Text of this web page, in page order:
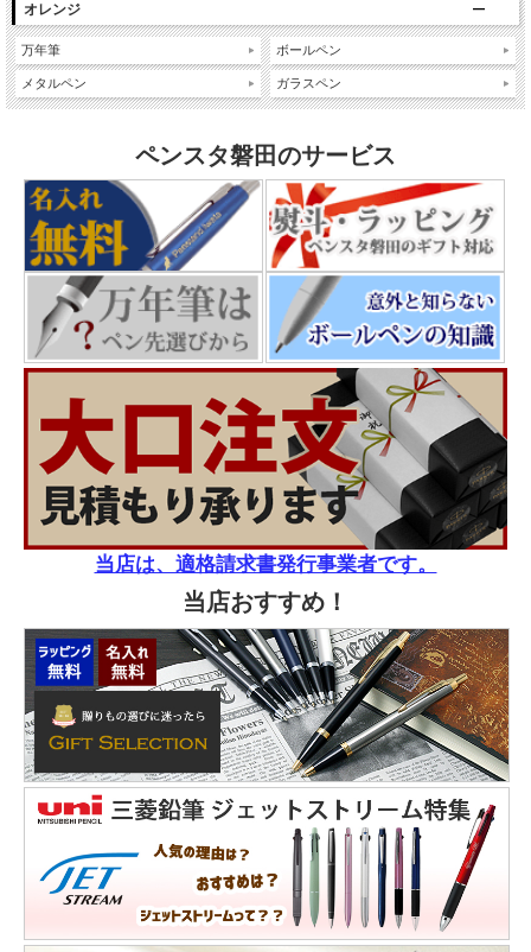
オレンジ
万年筆
メタルペン
ボールペン
ガラスペン
ペンスタ磐田のサービス
当店は、適格請求書発行事業者です。
当店おすすめ！